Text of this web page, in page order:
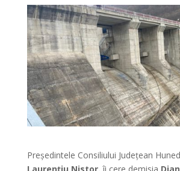
Președintele Consiliului Județean